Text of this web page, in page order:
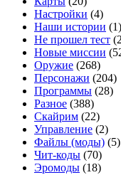
Настройки (4)
Наши истории (1)
Не прошел тест
Новые миссии
Оружие (268)
Персонажи (204)
Программы (28)
Разное (388)
Скайрим (22)
Управление (2)
Файлы (моды) (5)
Чит-коды (70)
Эромоды (18)